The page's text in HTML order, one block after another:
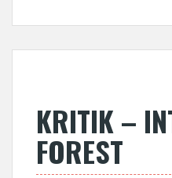
KRITIK –
FOREST